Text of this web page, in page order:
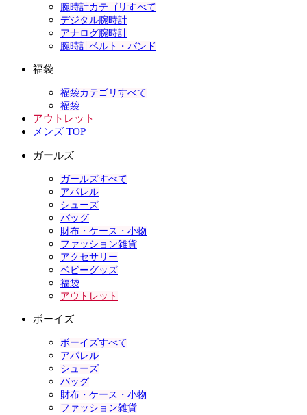
腕時計カテゴリすべて
デジタル腕時計
アナログ腕時計
腕時計ベルト・バンド
福袋
福袋カテゴリすべて
福袋
アウトレット
メンズ TOP
ガールズ
ガールズすべて
アパレル
シューズ
バッグ
財布・ケース・小物
ファッション雑貨
アクセサリー
ベビーグッズ
福袋
アウトレット
ボーイズ
ボーイズすべて
アパレル
シューズ
バッグ
財布・ケース・小物
ファッション雑貨